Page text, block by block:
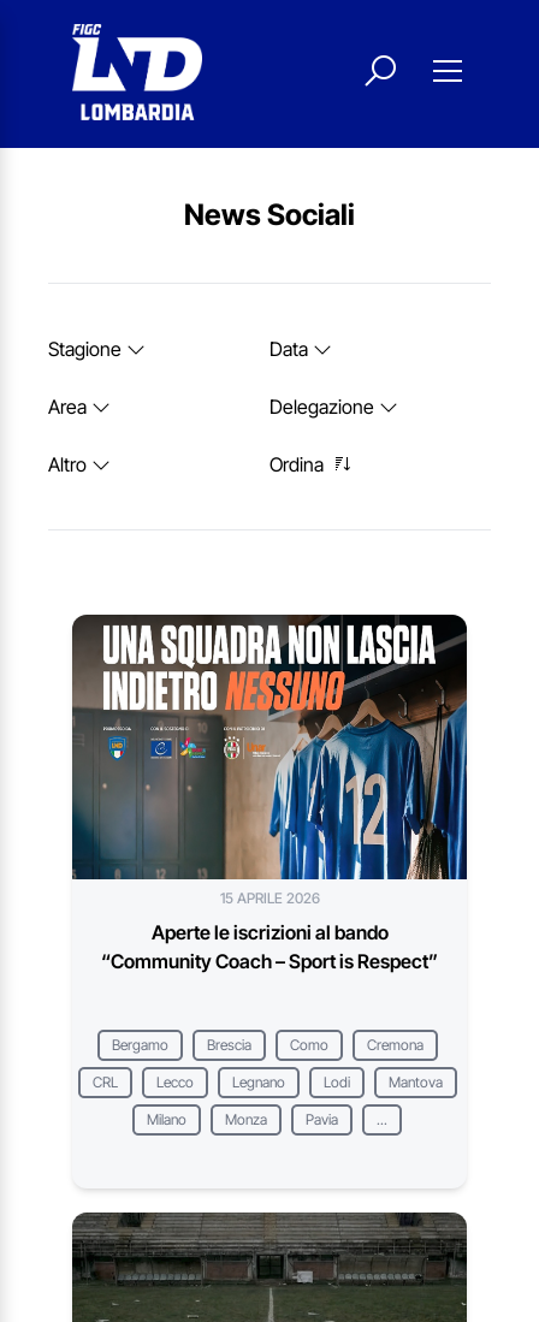
News Sociali
Stagione Data
Area Delegazione
Altro Ordina
15 APRILE 2026
Aperte le iscrizioni al bando
“Community Coach – Sport is Respect”
Bergamo Brescia Como Cremona
CRL Lecco Legnano Lodi Mantova
Milano Monza Pavia ...